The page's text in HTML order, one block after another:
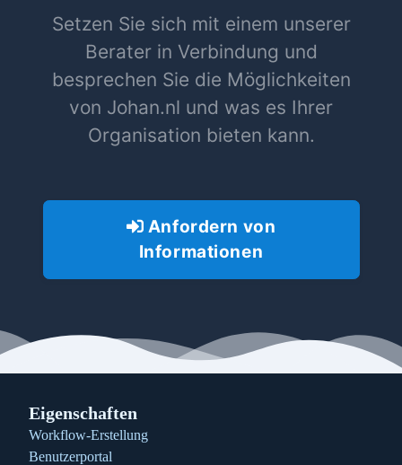
Setzen Sie sich mit einem unserer
Berater in Verbindung und
besprechen Sie die Möglichkeiten
von Johan.nl und was es Ihrer
Organisation bieten kann.
Anfordern von
Informationen
Eigenschaften
Workflow-Erstellung
Benutzerportal